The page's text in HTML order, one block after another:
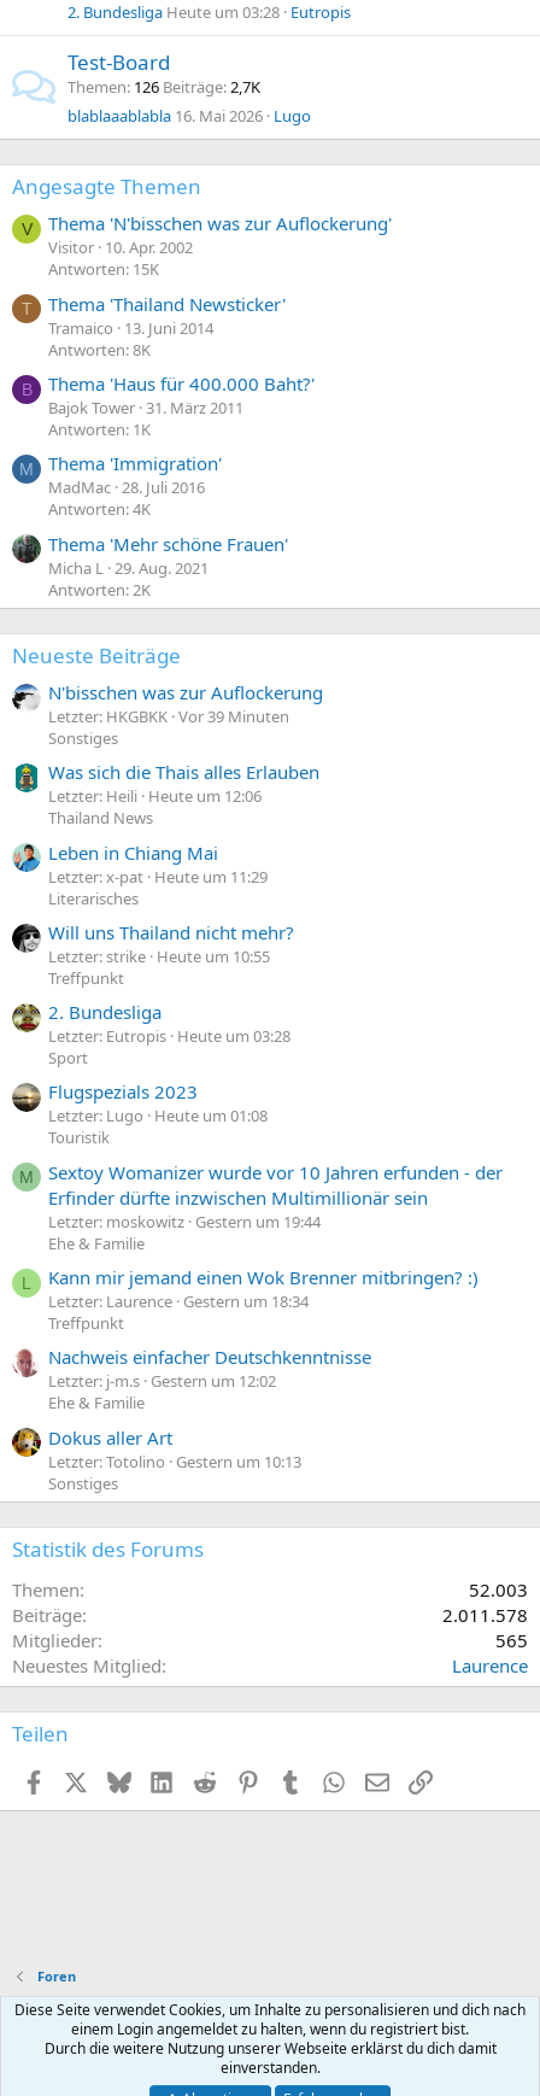
2. Bundesliga Heute um 03:28 Eutropis
Test-Board
Themen 126 Beiträge 2,7K
blablaaablabla 16. Mai 2026 Lugo
Angesagte Themen
V Thema 'N'bisschen was zur Auflockerung'
Visitor 10. Apr. 2002
Antworten: 15K
T Thema 'Thailand Newsticker'
Tramaico
13. Juni 2014
Antworten: 8K
B Thema 'Haus für 400.000 Baht?'
Bajok Tower 31. März 2011
Antworten: 1K
M Thema 'Immigration'
MadMac 28. Juli 2016
Antworten: 4K
Thema 'Mehr schöne Frauen'
Micha L
29. Aug. 2021
Antworten: 2K
Neueste Beiträge
N'bisschen was zur Auflockerung
Letzter: HKGBKK Vor 39 Minuten
Sonstiges
Was sich die Thais alles Erlauben
Letzter: Heili Heute um 12:06
Thailand News
Leben in Chiang Mai
Letzter: x-pat Heute um 11:29
Literarisches
Will uns Thailand nicht mehr?
Letzter: strike Heute um 10:55
Treffpunkt
2. Bundesliga
Letzter: Eutropis Heute um 03:28
Sport
Flugspezials 2023
Letzter: Lugo
Heute um 01:08
Touristik
M
Sextoy Womanizer wurde vor 10 Jahren erfunden - der
Erfinder dürfte inzwischen Multimillionär sein
Letzter: moskowitz Gestern um 19:44
Ehe & Familie
L Kann mir jemand einen Wok Brenner mitbringen? :)
Letzter: Laurence Gestern um 18:34
Treffpunkt
Nachweis einfacher Deutschkenntnisse
Letzter: j-m.s Gestern um 12:02
Ehe & Familie
Dokus aller Art
Letzter: Totolino
Gestern um 10:13
Sonstiges
Statistik des Forums
Themen
52.003
Beiträge
2.011.578
Mitglieder
565
Neuestes Mitglied
Laurence
Teilen
FacebookX (Twitter)
BlueskyLinkedInReddit PinterestTumblr WhatsApp
E-MailLink
Foren
Default style
Deutsch (Du)
Datenschutz Hilfe und Impressum
Diese Seite verwendet Cookies, um Inhalte zu personalisieren und dich nach
einem Login angemeldet zu halten, wenn du registriert bist.
Durch die weitere Nutzung unserer Webseite erklärst du dich damit
einverstanden.